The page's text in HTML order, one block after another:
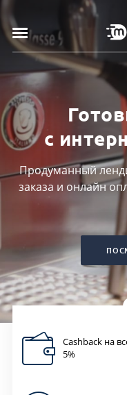
с
Продуманный
заказа и онлайн
Cashback на
5%